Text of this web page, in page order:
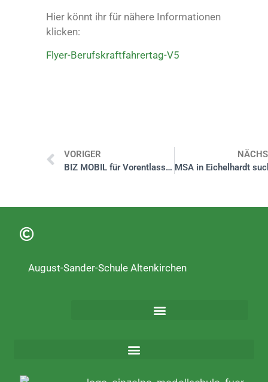
Hier könnt ihr für nähere Informationen
klicken:
Flyer-Berufskraftfahrertag-V5
VORIGER
BIZ MOBIL für Vorentlassklassen
August-Sander-Schule Altenkirchen